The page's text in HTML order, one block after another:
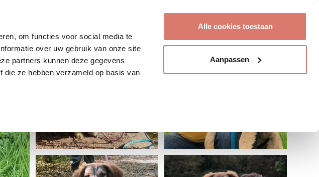
om functies voor social media te
over uw gebruik van onze site
partners kunnen deze gegevens
die ze hebben verzameld op basis van
Alle cookies toestaan
Aanpassen